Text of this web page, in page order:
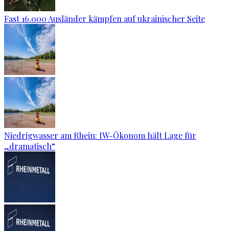
Fast 16.000 Ausländer kämpfen auf ukrainischer Seite
Niedrigwasser am Rhein: IW-Ökonom hält Lage für
„dramatisch“